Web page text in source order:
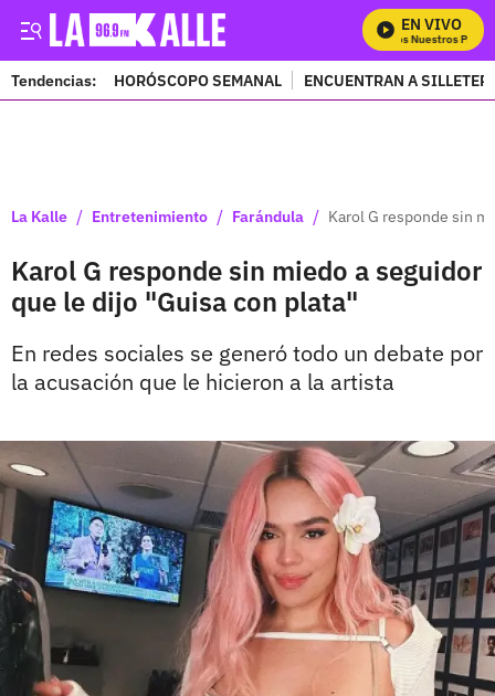
EN VIVO
Mira Todos Nuestros
Tendencias: HORÓSCOPO SEMANAL ENCUENTRAN A
La Kalle / Entretenimiento / Farándula / Karol G responde sin
Karol G responde sin miedo a seguidor
que le dijo "Guisa con plata"
En redes sociales se generó todo un debate por
la acusación que le hicieron a la artista